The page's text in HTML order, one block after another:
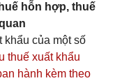
hỗn hợp, thuế
khẩu của một số
thuế xuất khẩu
hành kèm theo